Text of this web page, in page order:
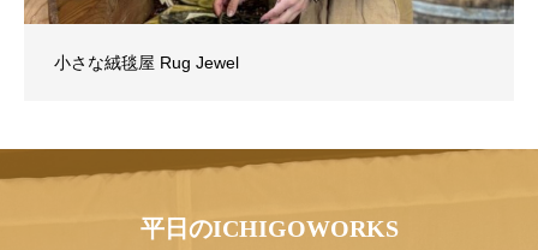
小さな絨毯屋 Rug Jewel
平日のICHIGOWORKS